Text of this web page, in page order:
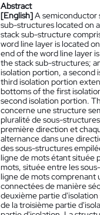
Abstract
[English]A semiconductor
sub-structures located on
stack sub-structure
word line layer is located
end of the word line layer
the stack sub-structures;
isolation portion, a second
third isolation portion
bottoms of the first
second isolation portion.
concerne une structure
pluralité de sous-
première direction et
alternance dans une
des sous-structures
ligne de mots étant située
mots, située entre les
ligne de mots comprenant
connectées de manière
deuxième partie
de la troisième partie